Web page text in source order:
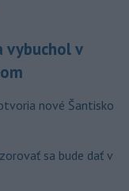
vybuchol v
nové Šantisko
sa bude dať v